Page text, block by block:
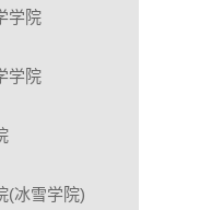
学院
学院
(冰雪学院)